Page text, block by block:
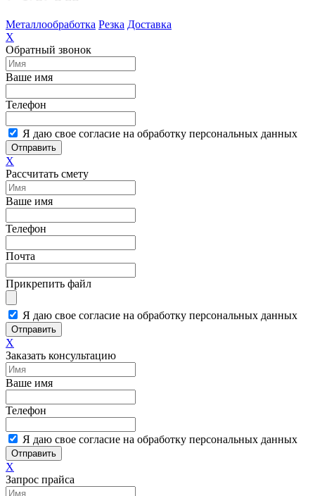
Металлообработка Резка Доставка
X
Обратный звонок
Ваше имя
Телефон
Я даю свое согласие на обработку персональных данных
Отправить
X
Рассчитать смету
Ваше имя
Телефон
Почта
Прикрепить файл
Я даю свое согласие на обработку персональных данных
Отправить
X
Заказать консультацию
Ваше имя
Телефон
Я даю свое согласие на обработку персональных данных
Отправить
X
Запрос прайса